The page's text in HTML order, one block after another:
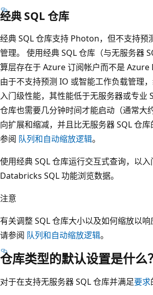
经典 SQL 仓库
经典 SQL 仓库支持 Photon，但不支持预
管理。 使用经典 SQL 仓库（与无服务器
算层存在于 Azure 订阅帐户而不是 Azure
由于不支持预测 IO 或智能工作负载管理
入门级性能，其性能低于无服务器或专业
仓库也需要几分钟时间才能启动（通常大
向扩展和缩减，并且比无服务器 SQL 仓
参阅 队列和自动缩放逻辑。
使用经典 SQL 仓库运行交互式查询，以
Databricks SQL 功能浏览数据。
注意
有关调整 SQL 仓库大小以及如何缩放以响
请参阅 队列和自动缩放逻辑。
仓库类型的默认设置是什么？
对于在支持无服务器 SQL 仓库并满足要求